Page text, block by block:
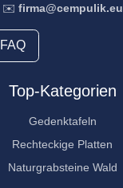
✉️ firma@cempulik.eu
FAQ
Top-Kategorien
Gedenktafeln
Rechteckige Platten
Naturgrabsteine Wald